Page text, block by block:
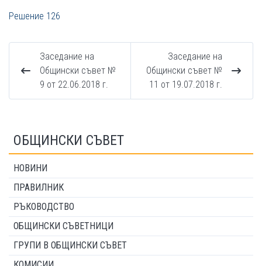
Решение 126
Заседание на
Общински съвет №
9 от 22.06.2018 г.
Заседание на
Общински съвет №
11 от 19.07.2018 г.
ОБЩИНСКИ СЪВЕТ
НОВИНИ
ПРАВИЛНИК
РЪКОВОДСТВО
ОБЩИНСКИ СЪВЕТНИЦИ
ГРУПИ В ОБЩИНСКИ СЪВЕТ